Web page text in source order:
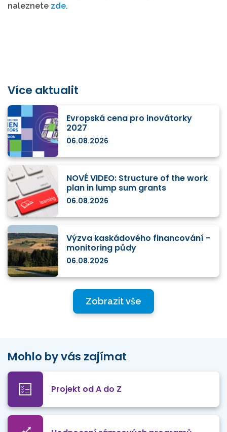
naleznete zde.
Více aktualit
Evropská cena pro inovátorky
2027
06.08.2026
NOVÉ VIDEO: Structure of the work
plan in lump sum grants
06.08.2026
Výzva kaskádového financování -
monitoring půdy
06.08.2026
Zobrazit vše
Mohlo by vás zajímat
Projekt od A do Z